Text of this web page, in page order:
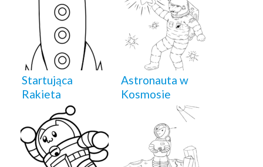
Startująca
Rakieta
Astronauta w
Kosmosie